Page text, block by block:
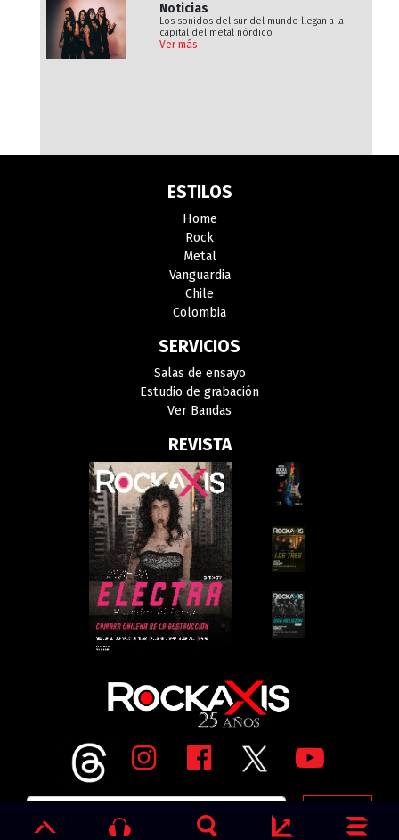
Noticias
Los sonidos del sur del mundo llegan a la
capital del metal nórdico
Ver más
ESTILOS
Home
Rock
Metal
Vanguardia
Chile
Colombia
SERVICIOS
Salas de ensayo
Estudio de grabación
Ver Bandas
REVISTA